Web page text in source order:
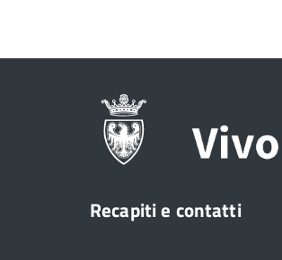
Recapiti e contatti